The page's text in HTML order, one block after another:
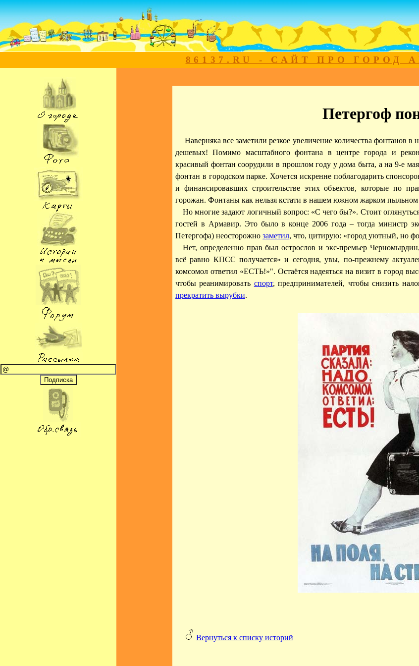
86137.RU - САЙТ ПРО ГОРОД
Петергоф
Наверняка все заметили резкое увеличение количества фонтанов
дешевых! Помимо масштабного фонтана в центре города и
красивый фонтан соорудили в прошлом году у дома быта, а на 9-е
фонтан в городском парке. Хочется искренне поблагодарить
и финансировавших строительстве этих объектов, которые по
горожан. Фонтаны как нельзя кстати в нашем южном жарком пыльном
Но многие задают логичный вопрос: «С чего бы?». Стоит
гостей в Армавир. Это было в конце 2006 года – тогда министр
Петергофа) неосторожно заметил, что, цитирую: «город уютный, но
Нет, определенно прав был острослов и экс-премьер
всё равно КПСС получается» и сегодня, увы, по-прежнему
комсомол ответил «ЕСТЬ!»". Остаётся надеяться на визит в город
чтобы реанимировать спорт, предпринимателей, чтобы снизить
прекратить вырубки.
Вернуться к списку историй